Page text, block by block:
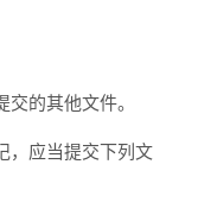
的其他文件。
应当提交下列文